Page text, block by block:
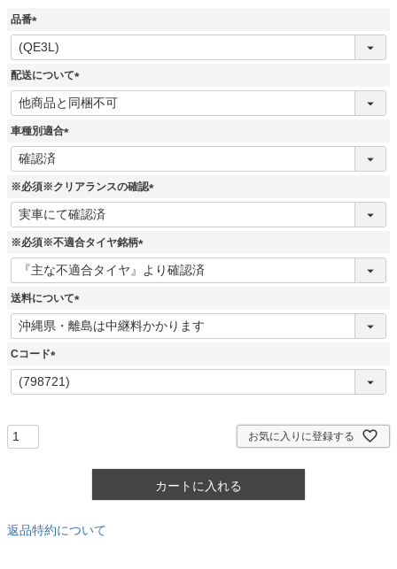
品番
(
必
須
配送について
(
必
車種別適合
(
須
※必須※クリアランスの確認
(
※必須※不適合タイヤ銘柄
(
必
送料について
(
必
Cコード
(
必
お気に入りに登録する
カートに入れる
返品特約について